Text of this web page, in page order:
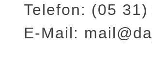
Telefon: (05
E-Mail: